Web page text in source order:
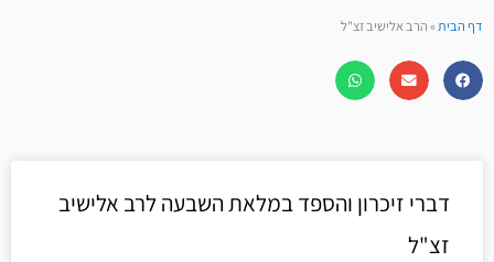
דף הבית»הרב אלישיב זצ"ל
דברי זיכרון והספד במלאת השבעה לרב אלישיב
זצ"ל